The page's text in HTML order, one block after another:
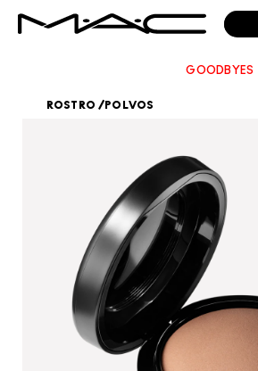
GOODBYES
ROSTRO /POLVOS